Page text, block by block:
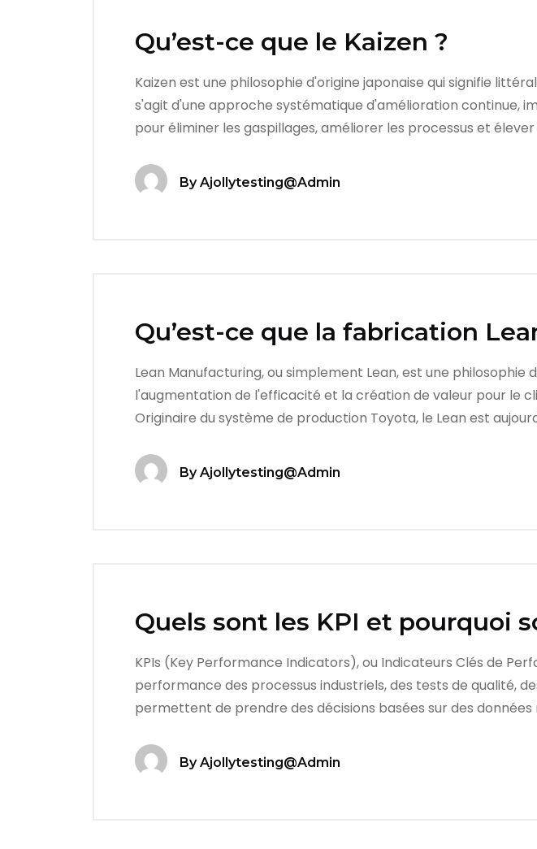
Qu’est-ce que le Kaizen ?
Kaizen est une philosophie d'origine japonaise qui signifie
s'agit d'une approche systématique d'amélioration continue,
pour éliminer les gaspillages, améliorer les processus et
ByAjollytesting@admin
Qu’est-ce que la fabrication
Lean Manufacturing, ou simplement Lean, est une
l'augmentation de l'efficacité et la création de valeur pour le
Originaire du système de production Toyota, le Lean est
ByAjollytesting@admin
Quels sont les KPI et pourquoi
KPIs (Key Performance Indicators), ou Indicateurs Clés de
performance des processus industriels, des tests de qualité,
permettent de prendre des décisions basées sur des
ByAjollytesting@admin